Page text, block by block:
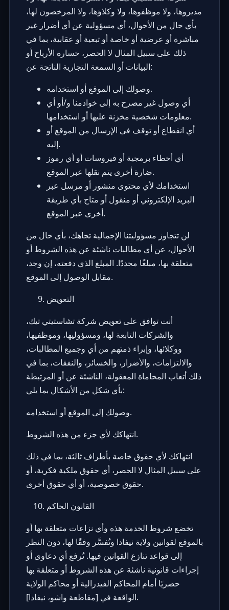
مديروها، ولا موظفوها، ولا وكلاؤها، ولا المرخصون لها،
بأي حال من الأحوال، أي مسؤولية عن أي أضرار غير
مباشرة أو عرضية أو خاصة أو تبعية أو عقابية، بما في
ذلك على سبيل المثال لا الحصر، خسارة الأرباح أو
البيانات أو السمعة التجارية الناتجة عن:
وصولك إلى الموقع أو استخدامه.
أي وصول غير مصرح به إلى خوادمنا و/أو أي
معلومات شخصية مخزنة عليها أو استخدامها.
أي انقطاع أو توقف في الإرسال من الموقع أو
إليه.
أي أخطاء برمجية أو فيروسات أو أي رموز
ضارة أخرى يتم نقلها عبر الموقع.
استخدامك لأي محتوى منشور أو مرسل عبر
البريد الإلكتروني أو منقول أو متاح بأي طريقة
أخرى عبر الموقع.
لن تتجاوز مسؤوليتنا الإجمالية تجاهك، بأي حال من
الأحوال، عن أي مطالبات ناشئة عن هذه الشروط أو
متعلقة بها، مبلغًا محددًا. المبلغ الذي دفعته، إن وجد،
مقابل الوصول إلى الموقع.
التعويض
أنت توافق على تعويض شركة تشاستيتي تيك،
والشركات التابعة لها، ومسؤوليها، وموظفيها،
ووكلائها، وإبراء ذمتهم من أي وجميع المطالبات،
والالتزامات، والأضرار، والخسائر، والنفقات، بما في
ذلك أتعاب المحاماة المعقولة، الناشئة عن أو المرتبطة
بأي شكل من الأشكال بما يلي:
وصولك إلى الموقع أو استخدامه.
انتهاكك لأي جزء من هذه الشروط.
انتهاكك لأي حقوق خاصة بأطراف ثالثة، بما في ذلك
على سبيل المثال لا الحصر، أي حقوق ملكية فكرية، أو
حقوق خصوصية، أو أي حقوق أخرى.
القانون الحاكم
تخضع شروط الخدمة هذه وأي نزاعات متعلقة بها أو
بالموقع لقوانين ولاية نيفادا وتُفسَّر وفقًا لها، دون النظر
إلى قواعد تنازع القوانين فيها. تُرفع أي دعاوى أو
إجراءات قانونية ناشئة عن هذه الشروط أو متعلقة بها
حصريًا أمام المحاكم الفيدرالية أو محاكم الولاية
الواقعة في [مقاطعة واشو، نيفادا].